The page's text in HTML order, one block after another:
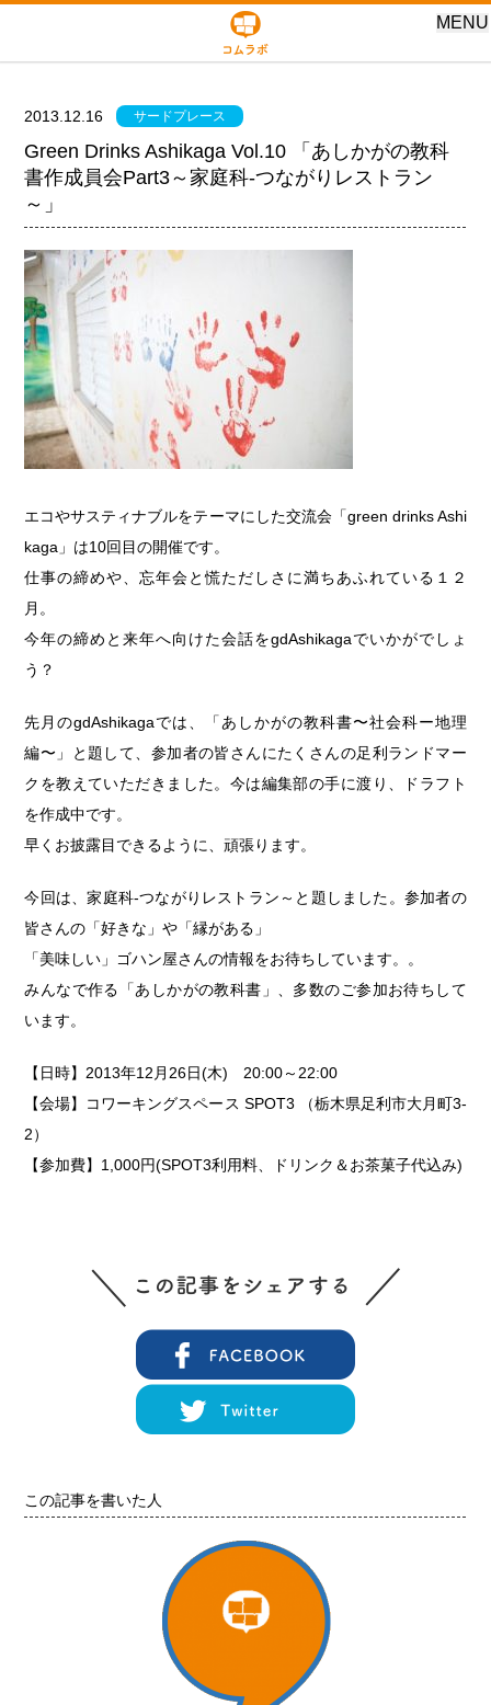
MENU
2013.12.16 サードプレース
Green Drinks Ashikaga Vol.10 「あしかがの教科
書作成員会Part3～家庭科-つながりレストラン
～」
エコやサスティナブルをテーマにした交流会「green drinks Ashi
kaga」は10回目の開催です。
仕事の締めや、忘年会と慌ただしさに満ちあふれている１２
月。
今年の締めと来年へ向けた会話をgdAshikagaでいかがでしょ
う？
先月のgdAshikagaでは、「あしかがの教科書〜社会科ー地理
編〜」と題して、参加者の皆さんにたくさんの足利ランドマー
クを教えていただきました。今は編集部の手に渡り、ドラフト
を作成中です。
早くお披露目できるように、頑張ります。
今回は、家庭科-つながりレストラン～と題しました。参加者の
皆さんの「好きな」や「縁がある」
「美味しい」ゴハン屋さんの情報をお待ちしています。。
みんなで作る「あしかがの教科書」、多数のご参加お待ちして
います。
【日時】2013年12月26日(木) 20:00～22:00
【会場】コワーキングスペース SPOT3 （栃木県足利市大月町3-
2）
【参加費】1,000円(SPOT3利用料、ドリンク＆お茶菓子代込み)
この記事を書いた人